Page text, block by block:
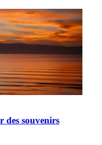
des souvenirs